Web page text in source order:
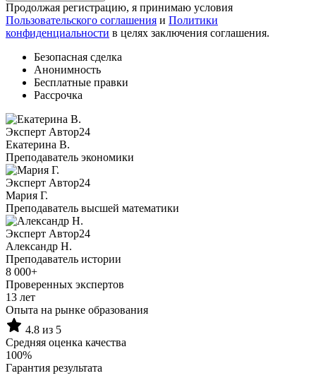
Продолжая регистрацию, я принимаю условия
Пользовательского соглашения и Политики
конфиденциальности в целях заключения соглашения.
Безопасная сделка
Анонимность
Бесплатные правки
Рассрочка
Эксперт Автор24
Екатерина B.
Преподаватель экономики
Эксперт Автор24
Мария Г.
Преподаватель высшей математики
Эксперт Автор24
Александр Н.
Преподаватель истории
8 000+
Проверенных экспертов
13 лет
Опыта на рынке образования
4.8 из 5
Средняя оценка качества
100%
Гарантия результата